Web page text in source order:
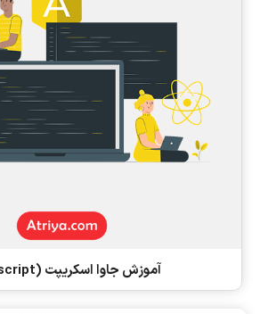
آموزش جاوا اسکریپت (Javascript)